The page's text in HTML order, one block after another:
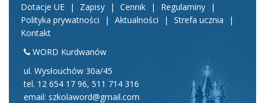
Dotacje UE
| Zapisy | Cennik | Regulaminy
|
Polityka prywatności
| Aktualności | Strefa ucznia
|
Kontakt
WORD Kurdwanów
ul. Wysłouchów 30a/45
tel. 12 654 17 96, 511 714 316
email: szkolaword@gmail.com